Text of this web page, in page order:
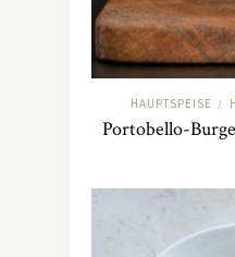
HAUPTSPEISE /
Portobello-